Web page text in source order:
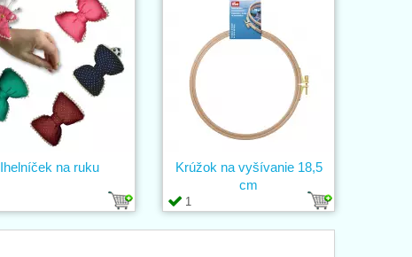
Ihelníček na ruku
1
Krúžok na vyšívanie 18,5
cm